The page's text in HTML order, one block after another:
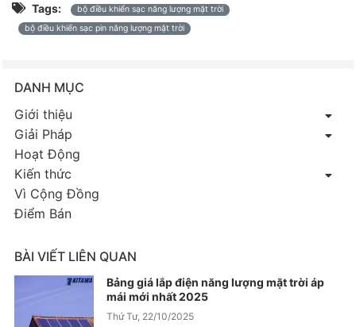
Tags:
bộ điều khiển sạc năng lượng mặt trời
bộ điều khiển sạc pin năng lượng mặt trời
DANH MỤC
Giới thiệu
Giải Pháp
Hoạt Động
Kiến thức
Vì Cộng Đồng
Điểm Bán
BÀI VIẾT LIÊN QUAN
Bảng giá lắp điện năng lượng mặt trời áp
mái mới nhất 2025
Thứ Tư, 22/10/2025